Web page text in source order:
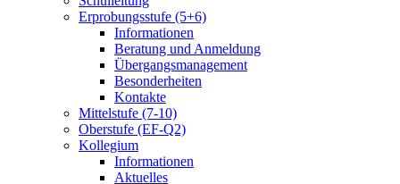
Erprobungsstufe (5+6)
Informationen
Beratung und Anmeldung
Übergangsmanagement
Besonderheiten
Kontakte
Mittelstufe (7-10)
Oberstufe (EF-Q2)
Kollegium
Informationen
Aktuelles